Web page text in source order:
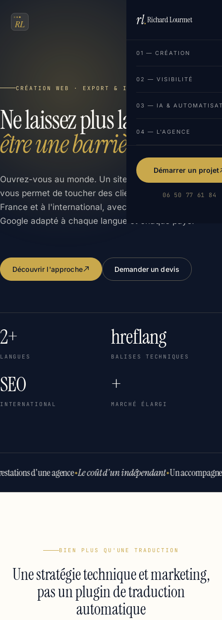
FR EN
rl.Richard Lourmet
01 — CRÉATION
02 — VISIBILITÉ
03 — IA &
04 — L'AGENCE
Démarrer un projet
06 50 77 61 84
CRÉATION WEB · EXPORT & INTERNATIONAL
Ne laissez plus la langue
être une barrière.
Ouvrez-vous au monde. Un site multilingue bien conçu
vous permet de toucher des clients étrangers en
France et à l'international, avec un référencement
Google adapté à chaque langue et chaque pays.
Découvrir l'approche Demander un devis
2+
LANGUES
hreflang
BALISES TECHNIQUES
SEO
INTERNATIONAL
+
MARCHÉ ÉLARGI
d'une agence✦Le coût d'un indépendant✦Un
BIEN PLUS QU'UNE TRADUCTION
Une stratégie technique et marketing,
pas un plugin de traduction
automatique